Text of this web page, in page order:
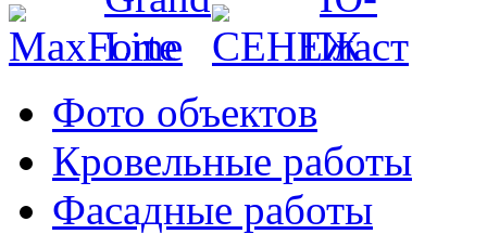
Фото объектов
Кровельные работы
Фасадные работы